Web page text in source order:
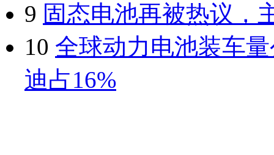
9 固态电池再被热议，
10 全球动力电池装车
迪占16%